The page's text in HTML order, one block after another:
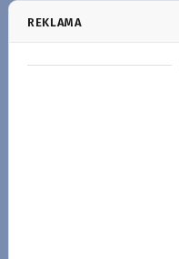
REKLAMA